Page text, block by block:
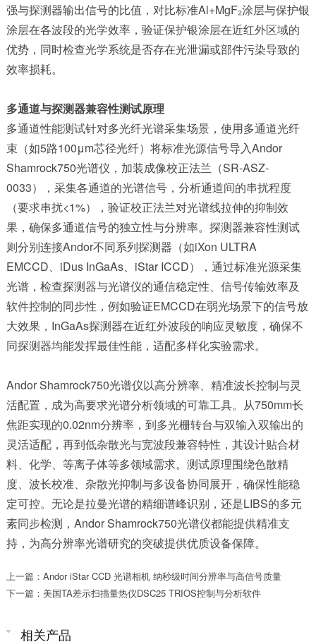
强与探测器输出信号的比值，对比标准Al+MgF₂涂层与保护银
涂层在各波段的光学效率，验证保护银涂层在近红外区域的
优势，同时检查光学系统是否存在光泄漏或部件污染导致的
效率损耗。
多通道与探测器兼容性测试原理
多通道性能测试针对多光纤光谱采集场景，使用多通道光纤
束（如5路100μm芯径光纤）将标准光源信号导入Andor
Shamrock750光谱仪 ，加装成像校正法兰（SR-ASZ-
0033），采集各通道的光谱信号，分析通道间的串扰程度
（要求串扰<1%），验证校正法兰对光谱线拉伸的抑制效
果，确保多通道信号的独立性与分辨率。探测器兼容性测试
则分别连接Andor不同系列探测器（如iXon ULTRA
EMCCD、iDus InGaAs、iStar ICCD），通过标准光源采集
光谱，检查探测器与光谱仪的通信稳定性、信号传输效率及
软件控制的同步性，例如验证EMCCD在弱光场景下的信号放
大效果，InGaAs探测器在近红外波段的响应灵敏度，确保不
同探测器均能发挥最佳性能，适配多样化实验需求。
Andor Shamrock750光谱仪以高分辨率、精准波长控制与灵
活配置，成为高要求光谱分析领域的可靠工具。从750mm长
焦距实现的0.02nm分辨率，到多光栅转台与双输入双输出的
灵活适配，再到低杂散光与宽波段兼容特性，其设计贴合材
料、化学、等离子体等多领域需求。测试原理围绕色散精
度、波长校准、杂散光抑制与多设备协同展开，确保性能稳
定可控。无论是拉曼光谱的精细谱峰识别，还是LIBS的多元
素同步检测，Andor Shamrock750光谱仪都能提供精准支
持，为高分辨率光谱研究的突破提供优质设备保障。
上一篇：Andor iStar CCD 光谱相机 纳秒级时间分辨率与高信号质量
下一篇：美国TA差示扫描量热仪DSC25 TRIOS控制与分析软件
相关产品